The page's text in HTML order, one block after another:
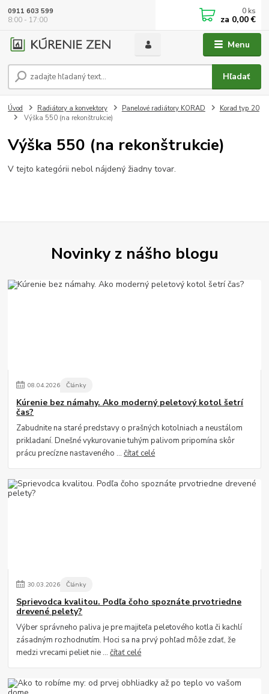
Menu
Hľadať
0911 603 599
8:00 - 17:00
0 ks
za 0,00 €
Úvod Radiátory a konvektory Panelové radiátory KORAD
Korad typ 20
Výška 550 (na rekonštrukcie)
Výška 550 (na rekonštrukcie)
V tejto kategórii nebol nájdený žiadny tovar.
Novinky z nášho blogu
08.04.2026 Články
Kúrenie bez námahy. Ako moderný peletový kotol šetrí
čas?
Zabudnite na staré predstavy o prašných kotolniach a neustálom
prikladaní. Dnešné vykurovanie tuhým palivom pripomína skôr
prácu precízne nastaveného ...čítať celé
30.03.2026 Články
Sprievodca kvalitou. Podľa čoho spoznáte prvotriedne
drevené pelety?
Výber správneho paliva je pre majiteľa peletového kotla či kachlí
zásadným rozhodnutím. Hoci sa na prvý pohľad môže zdať, že
medzi vrecami peliet nie ...čítať celé